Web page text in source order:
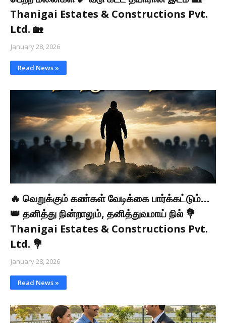
Thanigai Estates & Constructions Pvt.
Ltd. 🏡
January 28, 2026
Read News »
🔥 வெறுக்கும் கண்கள் வேடிக்கை பார்க்கட்டும்…
👑 தனித்து நின்றாலும், தனித்துவமாய் நில் 💐
Thanigai Estates & Constructions Pvt.
Ltd. 💐
January 28, 2026
Read News »